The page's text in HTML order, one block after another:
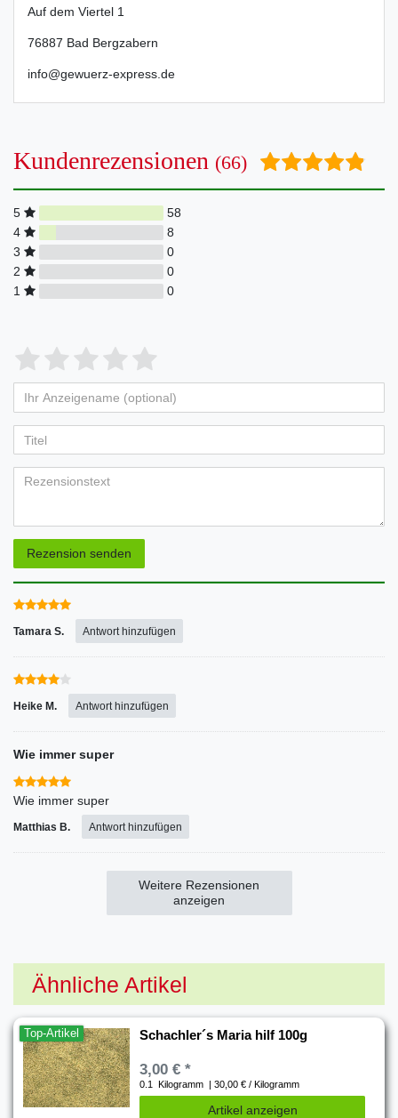
Auf dem Viertel 1
76887 Bad Bergzabern
info@gewuerz-express.de
Kundenrezensionen (66)
5
58
4
8
3
0
2
0
1
0
Bewertungssterne
von
5
Bewertungssternen
4
von
5
Bewertungssternen
3
von
5
Bewertungssternen
2
von
5
Bewertungssternen
1
von
5
Bewertungssternen
Anzeigename
(optional)
Rezension senden
Tamara S. Antwort hinzufügen
Heike M. Antwort hinzufügen
Wie immer super
Wie immer super
Matthias B. Antwort hinzufügen
Weitere Rezensionen
anzeigen
Ähnliche Artikel
Top-Artikel Schachler´s Maria hilf 100g
3,00 € *
0.1 Kilogramm | 30,00 € / Kilogramm
Artikel anzeigen